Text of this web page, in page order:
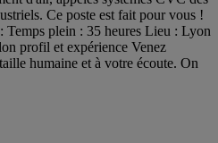
Ce poste est fait pour vous !
Temps plein : 35 heures Lieu : Lyon
profil et expérience Venez
humaine et à votre écoute. On